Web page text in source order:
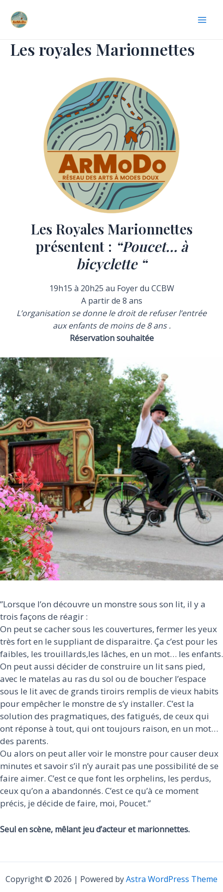
content
Les royales Marionnettes
Les Royales Marionnettes
présentent : “Poucet… à
bicyclette “
19h15 à 20h25 au Foyer du CCBW
A partir de 8 ans
L’organisation se donne le droit de refuser l’entrée
aux enfants de moins de 8 ans .
Réservation souhaitée
’’Lorsque l’on découvre un monstre sous son lit, il y a
trois façons de réagir :
On peut se cacher sous les couvertures, fermer les yeux
très fort en le suppliant de disparaitre. Ça c’est pour les
faibles, les trouillards,les lâches, en un mot… les enfants.
On peut aussi décider de construire un lit sans pied,
avec le matelas au ras du sol ou de boucher l’espace
sous le lit avec de grands tiroirs remplis de vieux habits
pour empêcher le monstre de s’y installer. C’est la
solution des pragmatiques, des fatigués, de ceux qui
ont réponse à tout, qui ont toujours raison, en un mot…
des parents.
Ou alors on peut aller voir le monstre pour causer deux
minutes et savoir s’il n’y aurait pas une possibilité de se
faire aimer. C’est ce que font les orphelins, les perdus,
ceux qu’on a abandonnés. C’est ce qu’à ce moment
précis, je décide de faire, moi, Poucet.’’
Seul en scène, mêlant jeu d’acteur et marionnettes.
Copyright © 2026 | Powered byAstra WordPress Theme